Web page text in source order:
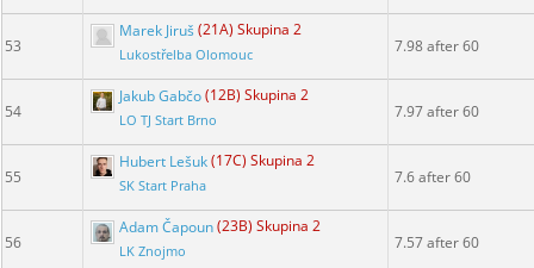
53
Marek Jiruš (21A) Skupina 2
Lukostřelba Olomouc 7.98 after 60
54
Jakub Gabčo(12B) Skupina 2
LO TJ Start Brno 7.97 after 60
55
Hubert Lešuk(17C) Skupina 2
SK Start Praha 7.6 after 60
56
Adam Čapoun(23B) Skupina 2
LK Znojmo 7.57 after 60